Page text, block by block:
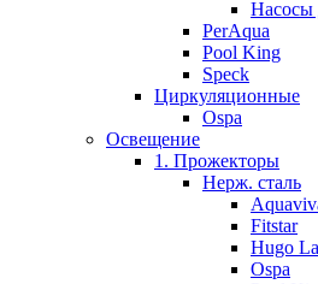
Насосы
PerAqua
Pool King
Speck
Циркуляционные
Ospa
Освещение
1. Прожекторы
Нерж. сталь
Fitstar
Hugo
Ospa